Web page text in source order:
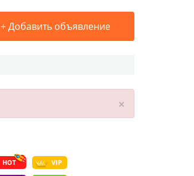
+Добавить объявление
×
HOT VIP